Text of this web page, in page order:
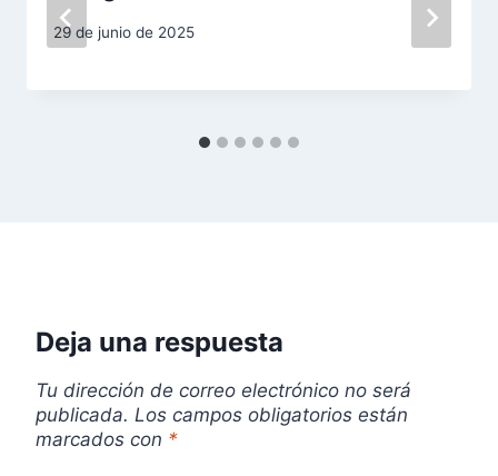
e
d
a
s
29 de junio de 2025
Deja una respuesta
Tu dirección de correo electrónico no será
publicada. Los campos obligatorios están
marcados con *